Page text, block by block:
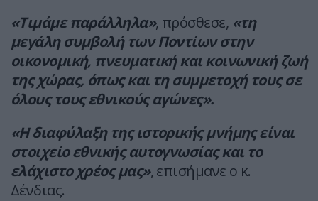
«Τιμάμε παράλληλα», πρόσθεσε, «τη
μεγάλη συμβολή των Ποντίων στην
οικονομική, πνευματική και κοινωνική ζωή
της χώρας, όπως και τη συμμετοχή τους σε
όλους τους εθνικούς αγώνες».
«Η διαφύλαξη της ιστορικής μνήμης είναι
στοιχείο εθνικής αυτογνωσίας και το
ελάχιστο χρέος μας», επισήμανε ο κ.
Δένδιας.